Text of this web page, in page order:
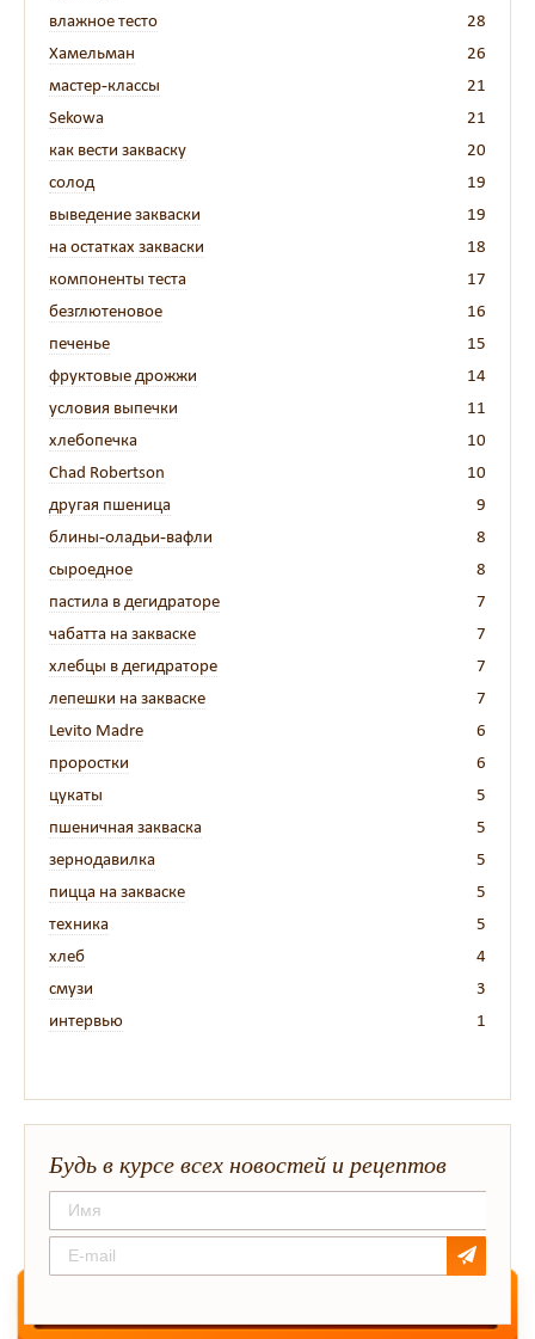
влажное тесто
28
Хамельман
26
мастер-классы
21
Sekowa
21
как вести закваску
20
солод
19
выведение закваски
19
на остатках закваски
18
компоненты теста
17
безглютеновое
16
печенье
15
фруктовые дрожжи
14
условия выпечки
11
хлебопечка
10
Chad Robertson
10
другая пшеница
9
блины-оладьи-вафли
8
сыроедное
8
пастила в дегидраторе
7
чабатта на закваске
7
хлебцы в дегидраторе
7
лепешки на закваске
7
Levito Madre
6
проростки
6
цукаты
5
пшеничная закваска
5
зернодавилка
5
пицца на закваске
5
техника
5
хлеб
4
смузи
3
интервью
1
Будь в курсе всех новостей и рецептов